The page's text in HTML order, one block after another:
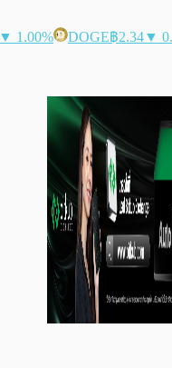
▼ 1.00% DOGE฿2.34▼